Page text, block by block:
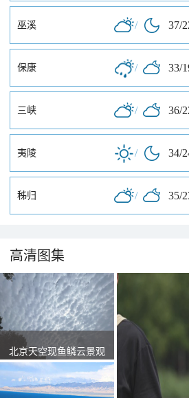
巫溪 / 37/
保康 / 33/
三峡 / 36/
夷陵 / 34/
秭归 / 35/
高清图集
北京天空现鱼鳞云景观